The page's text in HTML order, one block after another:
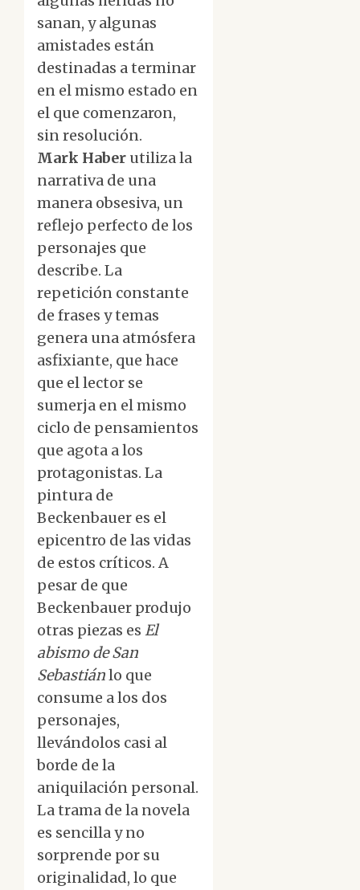
sanan, y algunas
amistades están
destinadas a terminar
en el mismo estado en
el que comenzaron,
sin resolución.
Mark Haber utiliza la
narrativa de una
manera obsesiva, un
reflejo perfecto de los
personajes que
describe. La
repetición constante
de frases y temas
genera una atmósfera
asfixiante, que hace
que el lector se
sumerja en el mismo
ciclo de pensamientos
que agota a los
protagonistas. La
pintura de
Beckenbauer es el
epicentro de las vidas
de estos críticos. A
pesar de que
Beckenbauer produjo
otras piezas es El
abismo de San
Sebastiánlo que
consume a los dos
personajes,
llevándolos casi al
borde de la
aniquilación personal.
La trama de la novela
es sencilla y no
sorprende por su
originalidad, lo que